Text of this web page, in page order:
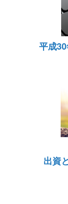
平成
出資